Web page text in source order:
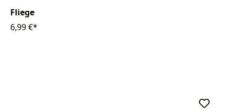
Fliege
6,99 €*